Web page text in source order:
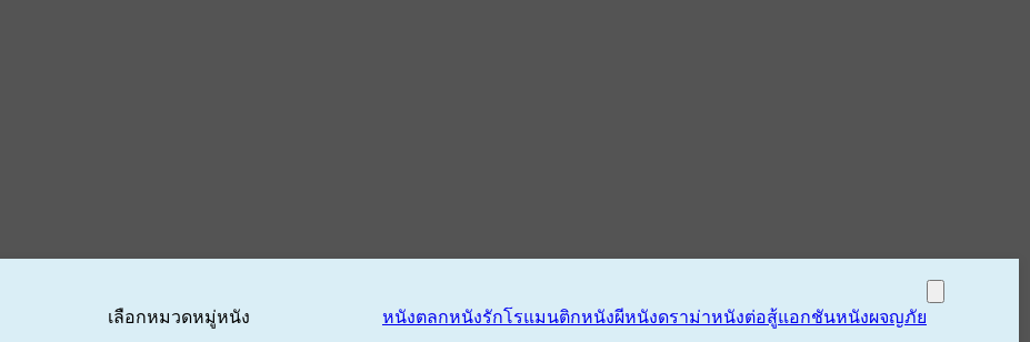
เลือกหมวดหมู่หนัง หนังตลกหนังรักโรแมนติกหนังผีหนังดราม่าหนังต่อสู้แอกชันหนังผจญภัย